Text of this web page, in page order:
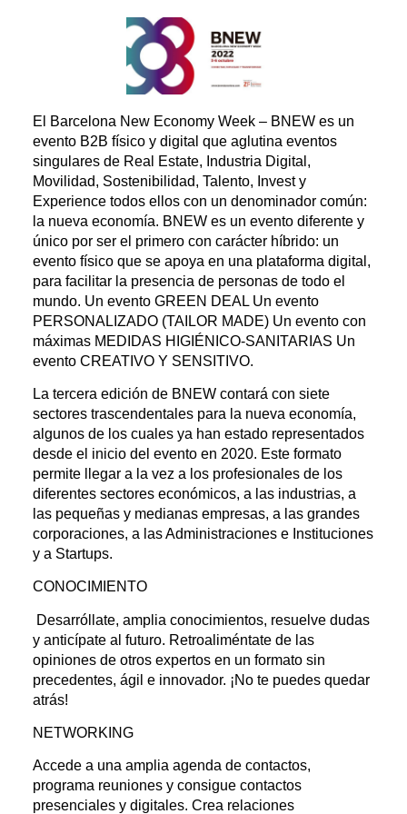
El Barcelona New Economy Week – BNEW es un
evento B2B físico y digital que aglutina eventos
singulares de Real Estate, Industria Digital,
Movilidad, Sostenibilidad, Talento, Invest y
Experience todos ellos con un denominador común:
la nueva economía. BNEW es un evento diferente y
único por ser el primero con carácter híbrido: un
evento físico que se apoya en una plataforma digital,
para facilitar la presencia de personas de todo el
mundo. Un evento GREEN DEAL Un evento
PERSONALIZADO (TAILOR MADE) Un evento con
máximas MEDIDAS HIGIÉNICO-SANITARIAS Un
evento CREATIVO Y SENSITIVO.
La tercera edición de BNEW contará con siete
sectores trascendentales para la nueva economía,
algunos de los cuales ya han estado representados
desde el inicio del evento en 2020. Este formato
permite llegar a la vez a los profesionales de los
diferentes sectores económicos, a las industrias, a
las pequeñas y medianas empresas, a las grandes
corporaciones, a las Administraciones e Instituciones
y a Startups.
CONOCIMIENTO
Desarróllate, amplia conocimientos, resuelve dudas
y anticípate al futuro. Retroaliméntate de las
opiniones de otros expertos en un formato sin
precedentes, ágil e innovador. ¡No te puedes quedar
atrás!
NETWORKING
Accede a una amplia agenda de contactos,
programa reuniones y consigue contactos
presenciales y digitales. Crea relaciones